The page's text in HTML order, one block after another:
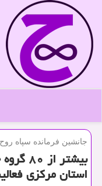
جانشین فرمانده سپاه روح
بیشتر
استان مركزی